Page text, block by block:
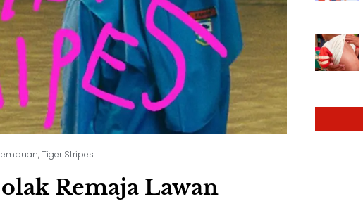
,Tiger Stripes
Remaja Lawan